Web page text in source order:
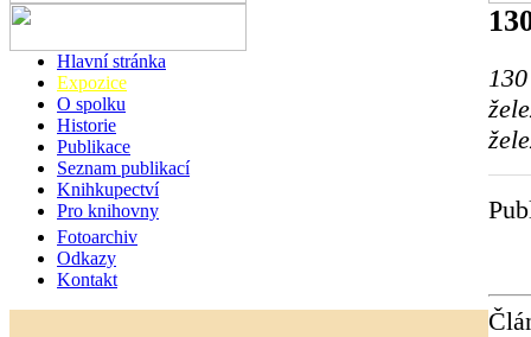
Hlavní stránka
Expozice
O spolku
Historie
Publikace
Seznam publikací
Knihkupectví
Pro knihovny
Fotoarchiv
Odkazy
Kontakt